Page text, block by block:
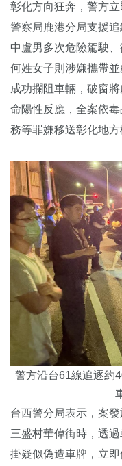
彰化方向狂奔，警方
警察局鹿港分局支援
中盧男多次危險駕駛
何姓女子則涉嫌攜帶
成功攔阻車輛，破窗
命陽性反應，全案依
務等罪嫌移送彰化地方
警方沿台61線追逐約
台西警分局表示，案
三盛村華偉街時，透
掛疑似偽造車牌，立